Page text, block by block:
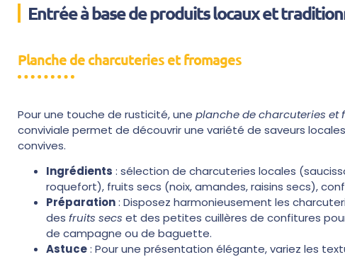
Entrée à base de produits locaux et
Planche de charcuteries et fromages
Pour une touche de rusticité, une planche de charcuteries et
conviviale permet de découvrir une variété de saveurs
convives.
Ingrédients : sélection de charcuteries locales
roquefort), fruits secs (noix, amandes, raisins secs),
Préparation: Disposez harmonieusement les
des fruits secs et des petites cuillères de confitures
de campagne ou de baguette.
Astuce: Pour une présentation élégante, variez les